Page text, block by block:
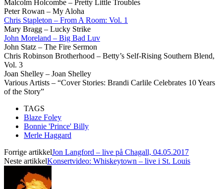
Malcolm Holcombe – Pretty Little Troubles
Peter Rowan – My Aloha
Chris Stapleton – From A Room: Vol. 1
Mary Bragg – Lucky Strike
John Moreland – Big Bad Luv
John Statz – The Fire Sermon
Chris Robinson Brotherhood – Betty’s Self-Rising Southern Blend,
Vol. 3
Joan Shelley – Joan Shelley
Various Artists – “Cover Stories: Brandi Carlile Celebrates 10 Years
of the Story”
TAGS
Blaze Foley
Bonnie 'Prince' Billy
Merle Haggard
Forrige artikkelJon Langford – live på Chagall, 04.05.2017
Neste artikkelKonsertvideo: Whiskeytown – live i St. Louis